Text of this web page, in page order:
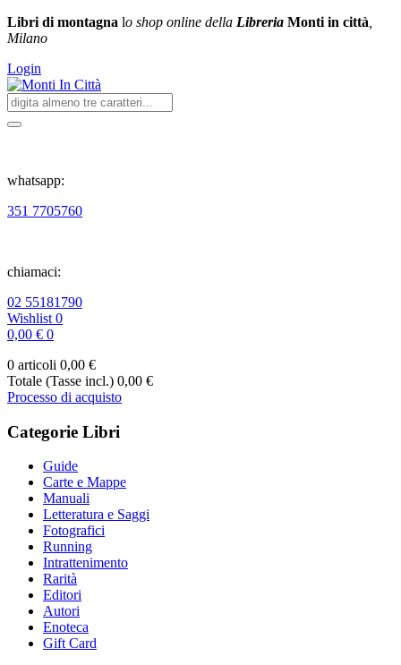
Libri di montagna lo shop online della Libreria Monti in città
Milano
Login
whatsapp:
351 7705760
chiamaci:
02 55181790
Wishlist 0
0,00 € 0
0 articoli 0,00 €
Totale (Tasse incl.) 0,00 €
Processo di acquisto
Categorie Libri
Guide
Carte e Mappe
Manuali
Letteratura e Saggi
Fotografici
Running
Intrattenimento
Rarità
Editori
Autori
Enoteca
Gift Card